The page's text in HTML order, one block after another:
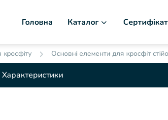
Головна Каталог Сертифікат
Основні елементи для кросфіт
Характеристики